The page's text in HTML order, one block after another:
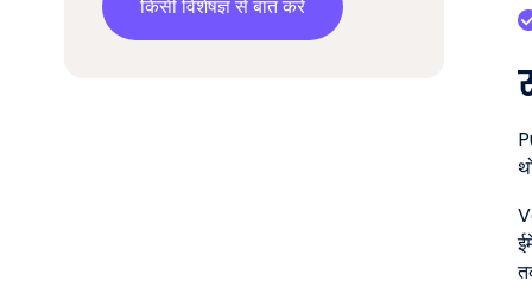
किसी विशेषज्ञ से बात करें